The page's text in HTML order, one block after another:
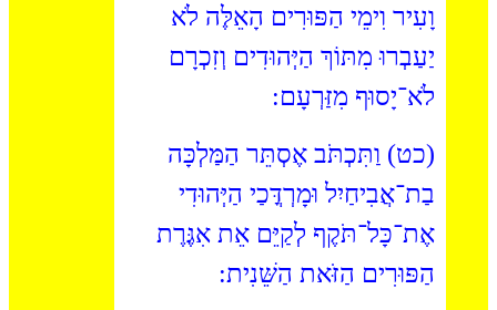
וָעִיר וִימֵי הַפּוּרִים הָאֵלֶּה לֹא
יַעַבְרוּ מִתּוֹךְ הַיְּהוּדִים וְזִכְרָם
לֹא־יָסוּף מִזַּרְעָם:
(כט) וַתִּכְתֹּב אֶסְתֵּר הַמַּלְכָּה
בַת־אֲבִיחַיִל וּמָרְדֳּכַי הַיְּהוּדִי
אֶת־כָּל־תֹּקֶף לְקַיֵּם אֵת אִגֶּרֶת
הַפּוּרִים הַזֹּאת הַשֵּׁנִית: